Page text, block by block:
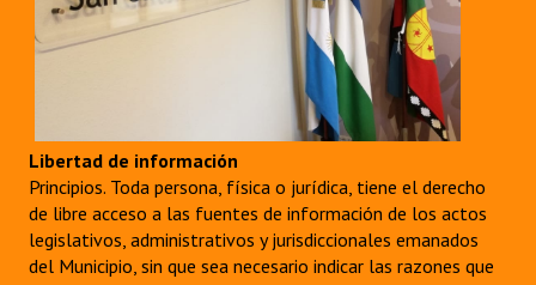
Libertad de información
Principios. Toda persona, física o jurídica, tiene el derecho
de libre acceso a las fuentes de información de los actos
legislativos, administrativos y jurisdiccionales emanados
del Municipio, sin que sea necesario indicar las razones que